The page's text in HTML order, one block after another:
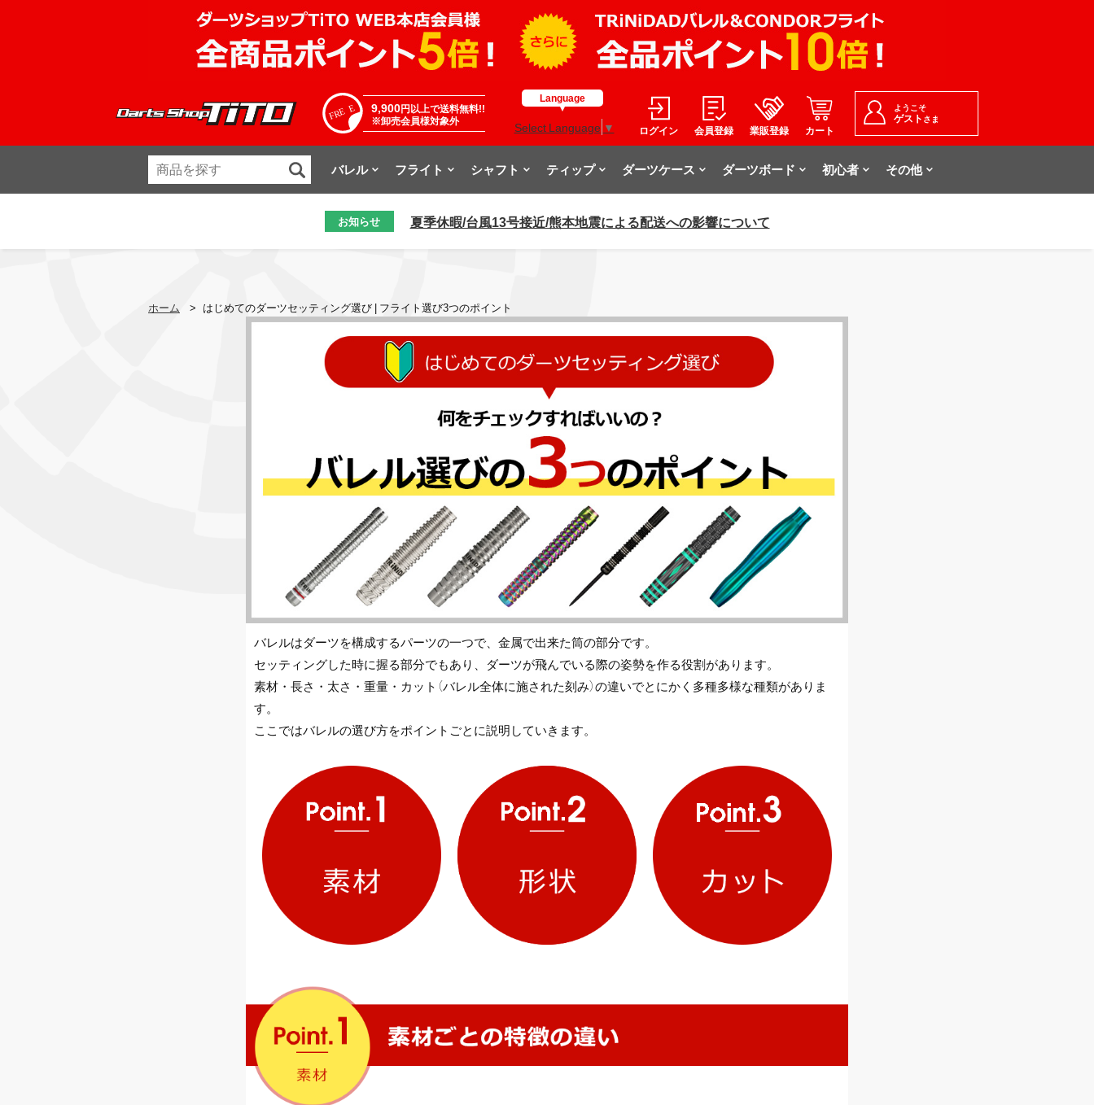
9,900円以上で送料無料!!
※卸売会員様対象外
Language
Select Language ▼ ログイン 会員登録 業販登録 カート
ようこそ
ゲスト さま
バレル フライト シャフト ティップ ダーツケース ダーツボード 初心者 その他
お知らせ 夏季休暇/台風13号接近/熊本地震による配送への影響について
ホーム > はじめてのダーツセッティング選び | フライト選び3つのポイント
バレルはダーツを構成するパーツの一つで、金属で出来た筒の部分です。
セッティングした時に握る部分でもあり、ダーツが飛んでいる際の姿勢を作る役割があります。
素材・長さ・太さ・重量・カット（バレル全体に施された刻み）の違いでとにかく多種多様な種類がありま
す。
ここではバレルの選び方をポイントごとに説明していきます。